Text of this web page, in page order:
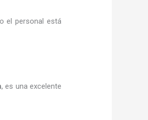
el personal está
, es una excelente